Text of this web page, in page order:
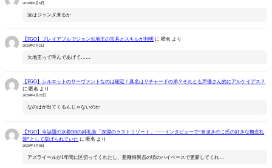
2026年8月6日
汝はジャンヌ来るか
【FGO】プレイアブルでジョン欠地王の宝具とスキルが判明 に 匿名 より
2026年5月2日
欠地王って呼んであげて……
【FGO】シルエットのサーヴァントなのは確定！真名はリチャードの弟？それとも声優さん的にアルケイデス？
に 匿名 より
2026年4月28日
なのはが出てくるんじゃないのか
【FGO】今話題の水着BBの絆礼装「深淵のラストリゾート」――インタビューで“奈須きのこ氏の好きな概念礼
装”として挙げられていた に匿名 より
2026年1月8日
アズライールが1年間に区切ってくれたし、亜種特異点の頃のハイペースで更新してくれ…